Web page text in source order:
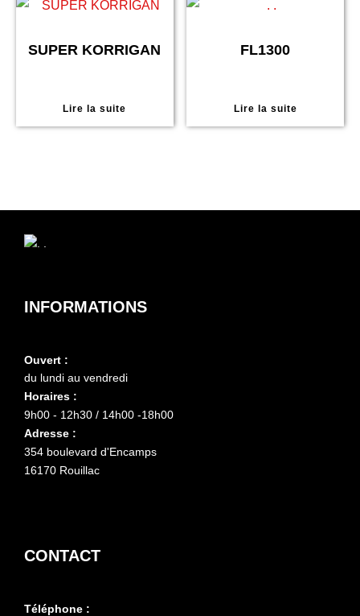
SUPER KORRIGAN
Lire la suite
FL1300
Lire la suite
INFORMATIONS
Ouvert :
du lundi au vendredi
Horaires :
9h00 - 12h30 / 14h00 -18h00
Adresse :
354 boulevard d'Encamps
16170 Rouillac
CONTACT
Téléphone :